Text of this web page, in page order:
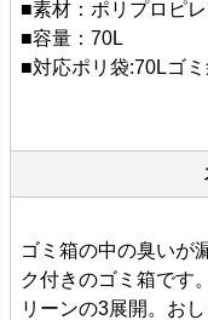
■素材：ポリプロピ
■容量：70L
■対応ポリ袋:70Lゴ
ゴミ箱の中の臭いが
ク付きのゴミ箱です
リーンの3展開。お